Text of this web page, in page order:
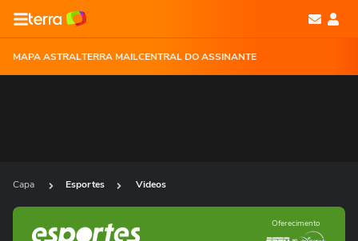
MAPA ASTRALTERRA MAILCENTRAL DO ASSINANTE
Capa Esportes Videos
Oferecimento